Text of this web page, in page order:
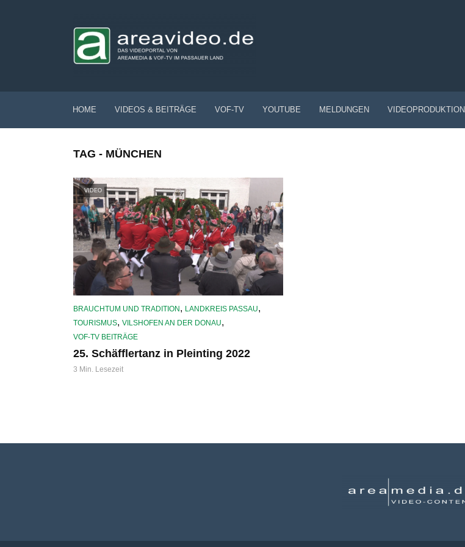
HOME VIDEOS & BEITRÄGE VOF-TV YOUTUBE MELDUNGEN VIDEOPRODUKTION
TAG - MÜNCHEN
VIDEO
BRAUCHTUM UND TRADITION , LANDKREIS PASSAU,
TOURISMUS, VILSHOFEN AN DER DONAU,
VOF-TV BEITRÄGE
25. Schäfflertanz in Pleinting 2022
3 Min. Lesezeit